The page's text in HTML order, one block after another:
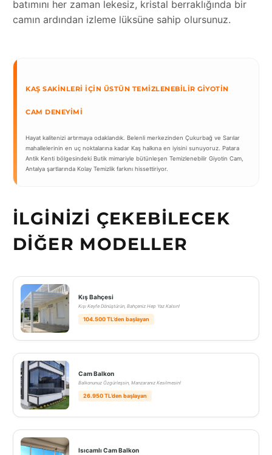
batımını her zaman lekesiz, kristal berraklığında bir
camın ardından izleme lüksüne sahip olursunuz.
KAŞ SAKINLERI İÇIN ÜSTÜN TEMIZLENEBILIR GIYOTIN
CAM DENEYIMI
Hayat kalitenizi artırmaya odaklandık. Belenli merkezinden Çukurbağ ve Sarılar
mahallelerinin en uç noktalarına kadar Kaş halkına en iyisini sunuyoruz. Patara
Antik Kenti bölgesindeki Butik mimariyle bütünleşen Temizlenebilir Giyotin Cam,
Antalya şartlarında Kolay Temizlik farkını hissettiriyor.
İLGINIZI ÇEKEBILECEK
DIĞER MODELLER
Kış Bahçesi
Kışı Keyfe Dönüştürün, Bahçeniz Hep Yaz Kalsın!
104.500 TL’den başlayan
Cam Balkon
Balkonunuz Özgürleşsin, Manzaranız Kesilmesin!
26.950 TL’den başlayan
Isıcamlı Cam Balkon